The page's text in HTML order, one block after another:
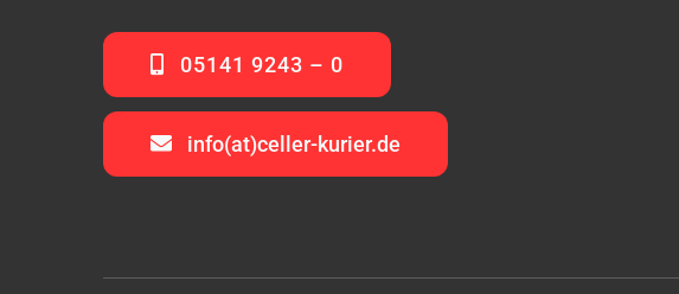
05141 9243 – 0
info(at)celler-kurier.de